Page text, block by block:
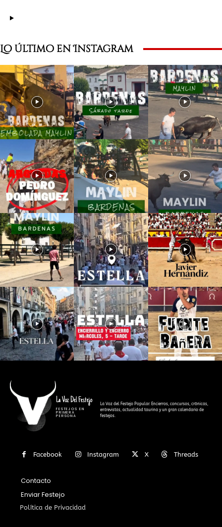
Lo último en Instagram
La Voz Del Festejo
FESTEJOS EN
PRIMERA
PERSONA
La Voz del Festejo Popular. Encierros, concursos, crónicas,
entrevistas, actualidad taurina y un gran calendario de
festejos.
Facebook Instagram X Threads
Contacto
Enviar Festejo
Política de Privacidad